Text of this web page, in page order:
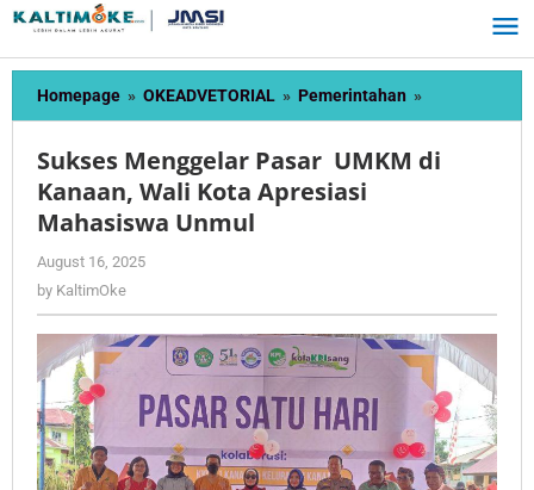
Skip
content
Homepage » OKEADVETORIAL » Pemerintahan »
Menggelar
UMKM
Mahasiswa
Unmul
Sukses Menggelar Pasar UMKM di
Kanaan, Wali Kota Apresiasi
Mahasiswa Unmul
August 16, 2025
by KaltimOke